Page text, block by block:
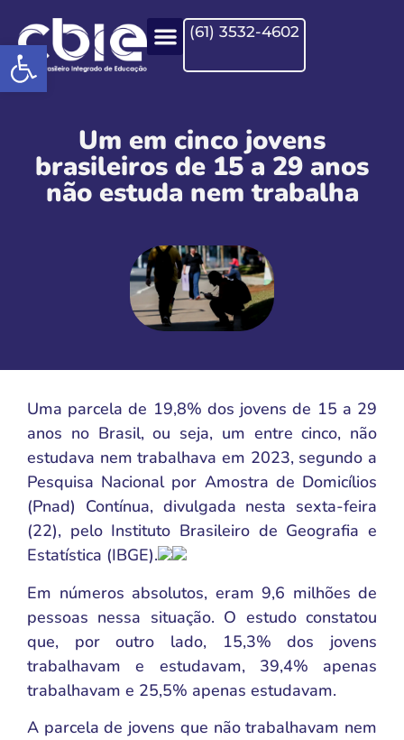
Open toolbar
(61) 3532-4602
Um em cinco jovens
brasileiros de 15 a 29 anos
não estuda nem trabalha
Uma parcela de 19,8% dos jovens de 15 a 29
anos no Brasil, ou seja, um entre cinco, não
estudava nem trabalhava em 2023, segundo a
Pesquisa Nacional por Amostra de Domicílios
(Pnad) Contínua, divulgada nesta sexta-feira
(22), pelo Instituto Brasileiro de Geografia e
Estatística (IBGE).
Em números absolutos, eram 9,6 milhões de
pessoas nessa situação. O estudo constatou
que, por outro lado, 15,3% dos jovens
trabalhavam e estudavam, 39,4% apenas
trabalhavam e 25,5% apenas estudavam.
A parcela de jovens que não trabalhavam nem